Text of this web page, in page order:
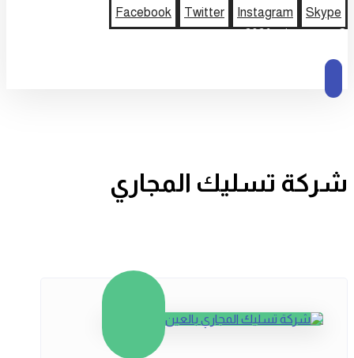
Facebook
Twitter Instagram
Skype
© حقوق النشر 2026
شركة تسليك المجاري